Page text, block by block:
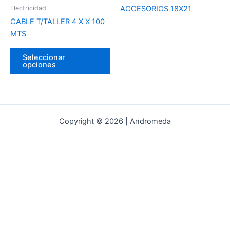
Electricidad
CABLE T/TALLER 4 X X 100
MTS
Seleccionar
opciones
producto
ACCESORIOS 18X21
Copyright © 2026 | Andromeda